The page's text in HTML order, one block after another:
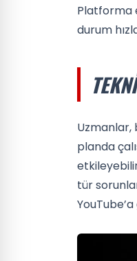
Platforma
durum
Uzmanlar,
planda
tür